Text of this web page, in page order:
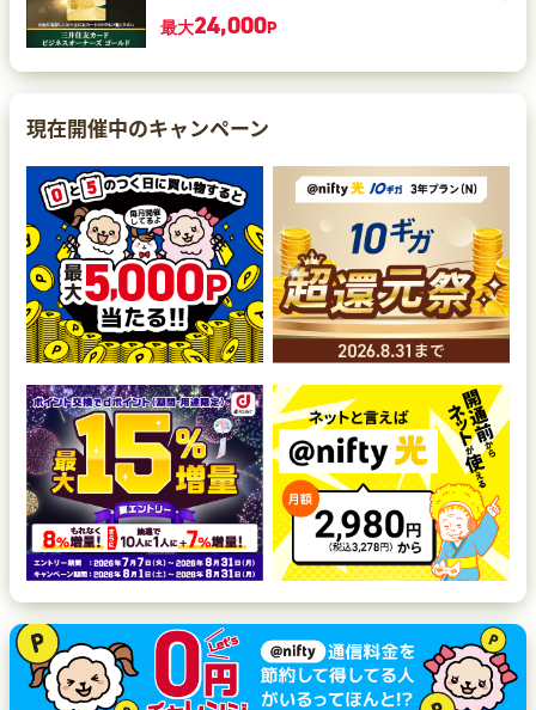
最大24,000P
現在開催中のキャンペーン